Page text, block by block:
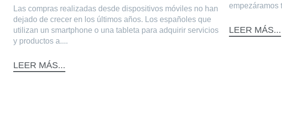
Las compras realizadas desde dispositivos móviles no han
dejado de crecer en los últimos años. Los españoles que
utilizan un smartphone o una tableta para adquirir servicios
y productos a....
LEER MÁS...
empezáramos
LEER MÁS...